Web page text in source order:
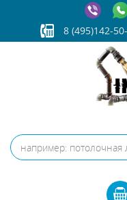
8 (495)142-